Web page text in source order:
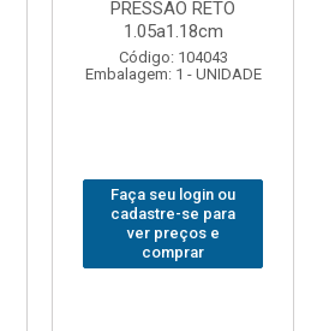
PRESSAO RETO
1.20a1.33cm
Código: 104051
Embalagem: 1 - UNIDADE
Faça seu login ou
cadastre-se para
ver preços e
comprar